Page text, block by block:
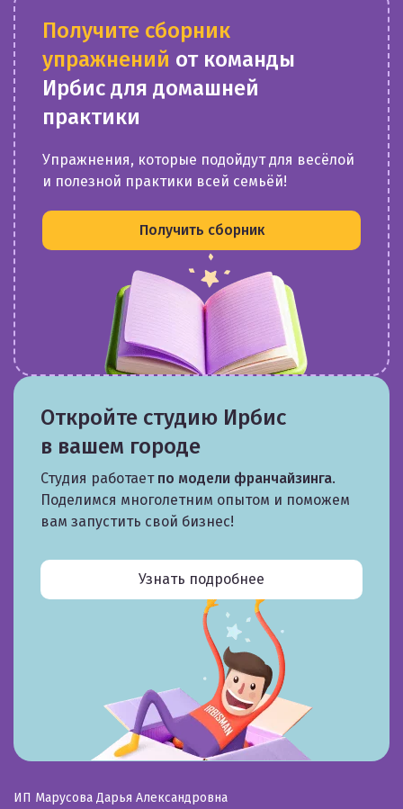
Получите сборник
упражнений от команды
Ирбис для домашней
практики
Упражнения, которые подойдут для весёлой
и полезной практики всей семьёй!
Получить сборник
Откройте студию Ирбис
в вашем городе
Студия работает по модели франчайзинга.
Поделимся многолетним опытом и поможем
вам запустить свой бизнес!
Узнать подробнее
ИП Марусова Дарья Александровна